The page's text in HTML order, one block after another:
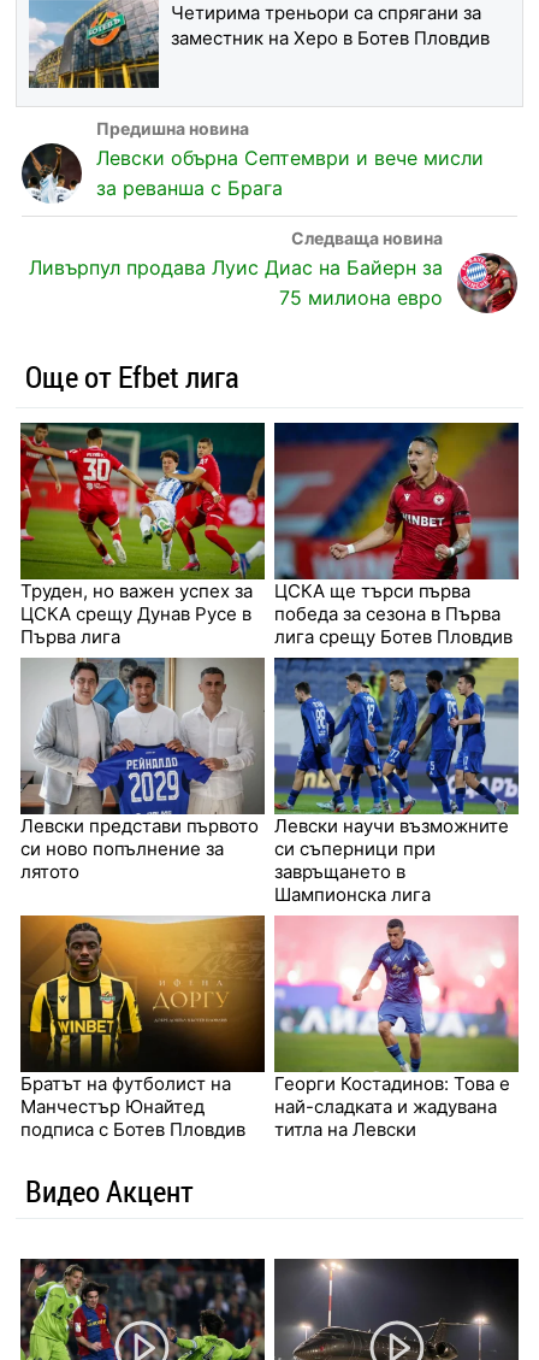
Четирима треньори са спрягани за
заместник на Херо в Ботев Пловдив
Левски обърна Септември и вече мисли
за реванша с Брага
Ливърпул продава Луис Диас на Байерн за
75 милиона евро
Още от Efbet лига
Труден, но важен успех за
ЦСКА срещу Дунав Русе в
Първа лига
ЦСКА ще търси първа
победа за сезона в Първа
лига срещу Ботев Пловдив
Левски представи първото
си ново попълнение за
лятото
Левски научи възможните
си съперници при
завръщането в
Шампионска лига
Братът на футболист на
Манчестър Юнайтед
подписа с Ботев Пловдив
Георги Костадинов: Това е
най-сладката и жадувана
титла на Левски
Видео Акцент